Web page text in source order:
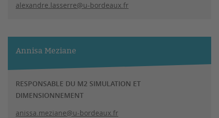
alexandre.lasserre@u-bordeaux.fr
Annisa Meziane
RESPONSABLE DU M2 SIMULATION ET
DIMENSIONNEMENT
anissa.meziane@u-bordeaux.fr